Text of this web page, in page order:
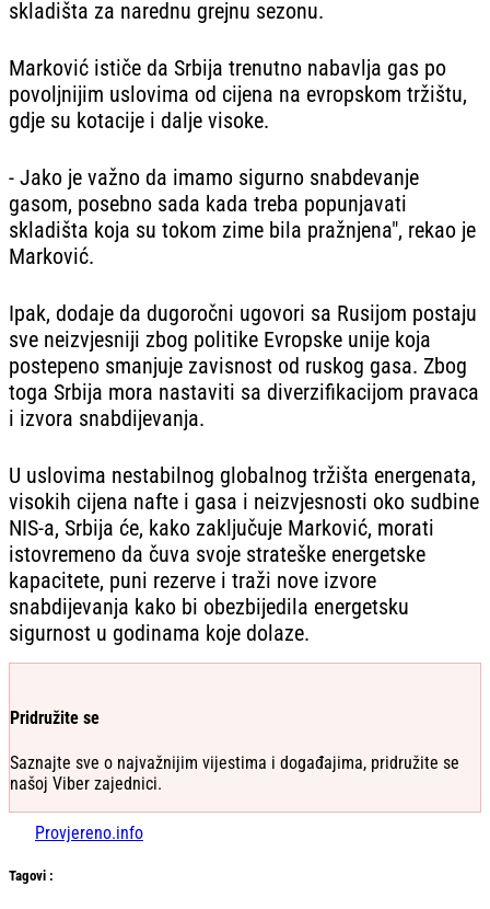
skladišta za narednu grejnu sezonu.
Marković ističe da Srbija trenutno nabavlja gas po
povoljnijim uslovima od cijena na evropskom tržištu,
gdje su kotacije i dalje visoke.
- Jako je važno da imamo sigurno snabdevanje
gasom, posebno sada kada treba popunjavati
skladišta koja su tokom zime bila pražnjena", rekao je
Marković.
Ipak, dodaje da dugoročni ugovori sa Rusijom postaju
sve neizvjesniji zbog politike Evropske unije koja
postepeno smanjuje zavisnost od ruskog gasa. Zbog
toga Srbija mora nastaviti sa diverzifikacijom pravaca
i izvora snabdijevanja.
U uslovima nestabilnog globalnog tržišta energenata,
visokih cijena nafte i gasa i neizvjesnosti oko sudbine
NIS-a, Srbija će, kako zaključuje Marković, morati
istovremeno da čuva svoje strateške energetske
kapacitete, puni rezerve i traži nove izvore
snabdijevanja kako bi obezbijedila energetsku
sigurnost u godinama koje dolaze.
Pridružite se
Saznajte sve o najvažnijim vijestima i događajima, pridružite se
našoj Viber zajednici.
Provjereno.info
Tagovi :